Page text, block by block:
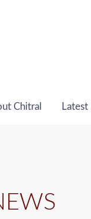
Chitral